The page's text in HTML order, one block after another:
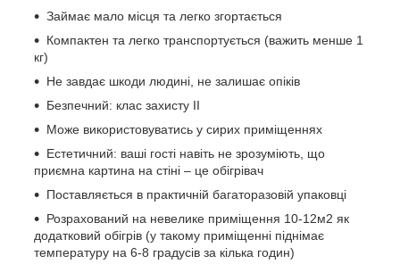
Займає мало місця та легко згортається
Компактен та легко транспортується (важить менше 1
кг)
Не завдає шкоди людині, не залишає опіків
Безпечний: клас захисту II
Може використовуватись у сирих приміщеннях
Естетичний: ваші гості навіть не зрозуміють, що
приємна картина на стіні – це обігрівач
Поставляється в практичній багаторазовій упаковці
Розрахований на невелике приміщення 10-12м2 як
додатковий обігрів (у такому приміщенні піднімає
температуру на 6-8 градусів за кілька годин)